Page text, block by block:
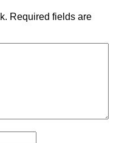
Required fields are